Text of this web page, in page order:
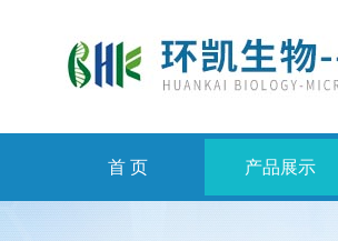
首 页 产品展示